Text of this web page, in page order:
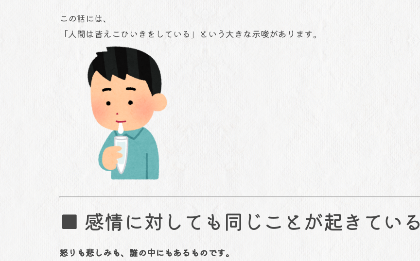
この話には、
「人間は皆えこひいきをしている」という大きな示唆があります。
■ 感情に対しても同じことが起きている
怒りも悲しみも、誰の中にもあるものです。